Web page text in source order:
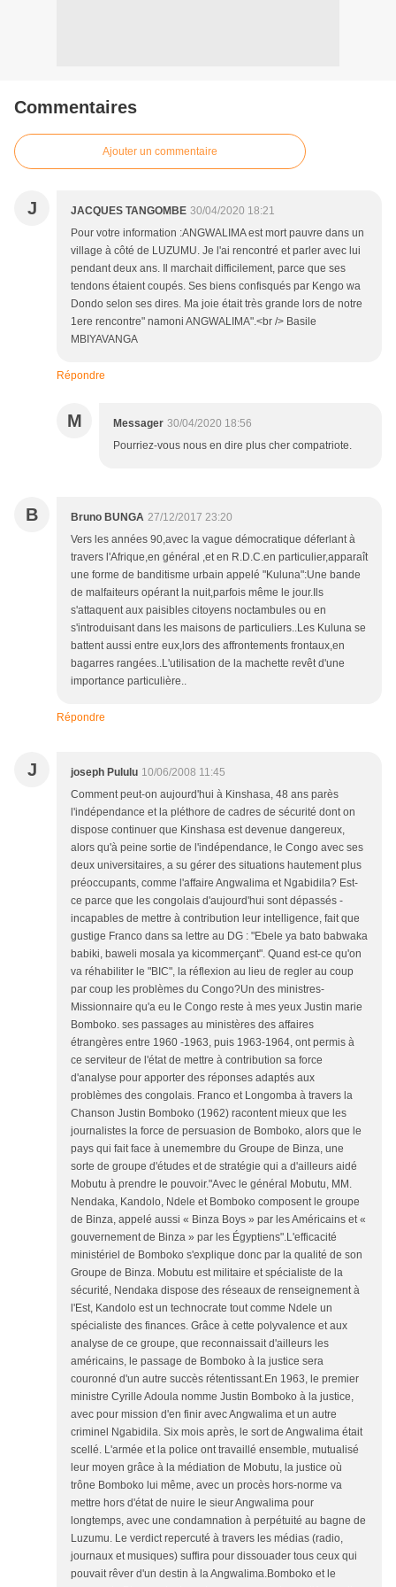
Commentaires
Ajouter un commentaire
J JACQUES TANGOMBE 30/04/2020 18:21
Pour votre information :ANGWALIMA est mort pauvre dans un
village à côté de LUZUMU. Je l'ai rencontré et parler avec lui
pendant deux ans. Il marchait difficilement, parce que ses
tendons étaient coupés. Ses biens confisqués par Kengo wa
Dondo selon ses dires. Ma joie était très grande lors de notre
1ere rencontre" namoni ANGWALIMA".<br /> Basile
MBIYAVANGA
Répondre
M Messager 30/04/2020 18:56
Pourriez-vous nous en dire plus cher compatriote.
B Bruno BUNGA 27/12/2017 23:20
Vers les années 90,avec la vague démocratique déferlant à
travers l'Afrique,en général ,et en R.D.C.en particulier,apparaît
une forme de banditisme urbain appelé "Kuluna":Une bande
de malfaiteurs opérant la nuit,parfois même le jour.Ils
s'attaquent aux paisibles citoyens noctambules ou en
s'introduisant dans les maisons de particuliers..Les Kuluna se
battent aussi entre eux,lors des affrontements frontaux,en
bagarres rangées..L'utilisation de la machette revêt d'une
importance particulière..
Répondre
J joseph Pululu 10/06/2008 11:45
Comment peut-on aujourd'hui à Kinshasa, 48 ans parès
l'indépendance et la pléthore de cadres de sécurité dont on
dispose continuer que Kinshasa est devenue dangereux,
alors qu'à peine sortie de l'indépendance, le Congo avec ses
deux universitaires, a su gérer des situations hautement plus
préoccupants, comme l'affaire Angwalima et Ngabidila? Est-
ce parce que les congolais d'aujourd'hui sont dépassés -
incapables de mettre à contribution leur intelligence, fait que
gustige Franco dans sa lettre au DG : "Ebele ya bato babwaka
babiki, baweli mosala ya kicommerçant". Quand est-ce qu'on
va réhabiliter le "BIC", la réflexion au lieu de regler au coup
par coup les problèmes du Congo?Un des ministres-
Missionnaire qu'a eu le Congo reste à mes yeux Justin marie
Bomboko. ses passages au ministères des affaires
étrangères entre 1960 -1963, puis 1963-1964, ont permis à
ce serviteur de l'état de mettre à contribution sa force
d'analyse pour apporter des réponses adaptés aux
problèmes des congolais. Franco et Longomba à travers la
Chanson Justin Bomboko (1962) racontent mieux que les
journalistes la force de persuasion de Bomboko, alors que le
pays qui fait face à unemembre du Groupe de Binza, une
sorte de groupe d'études et de stratégie qui a d'ailleurs aidé
Mobutu à prendre le pouvoir."Avec le général Mobutu, MM.
Nendaka, Kandolo, Ndele et Bomboko composent le groupe
de Binza, appelé aussi « Binza Boys » par les Américains et «
gouvernement de Binza » par les Égyptiens".L'efficacité
ministériel de Bomboko s'explique donc par la qualité de son
Groupe de Binza. Mobutu est militaire et spécialiste de la
sécurité, Nendaka dispose des réseaux de renseignement à
l'Est, Kandolo est un technocrate tout comme Ndele un
spécialiste des finances. Grâce à cette polyvalence et aux
analyse de ce groupe, que reconnaissait d'ailleurs les
américains, le passage de Bomboko à la justice sera
couronné d'un autre succès rétentissant.En 1963, le premier
ministre Cyrille Adoula nomme Justin Bomboko à la justice,
avec pour mission d'en finir avec Angwalima et un autre
criminel Ngabidila. Six mois après, le sort de Angwalima était
scellé. L'armée et la police ont travaillé ensemble, mutualisé
leur moyen grâce à la médiation de Mobutu, la justice où
trône Bomboko lui même, avec un procès hors-norme va
mettre hors d'état de nuire le sieur Angwalima pour
longtemps, avec une condamnation à perpétuité au bagne de
Luzumu. Le verdict repercuté à travers les médias (radio,
journaux et musiques) suffira pour dissouader tous ceux qui
pouvait rêver d'un destin à la Angwalima.Bomboko et le